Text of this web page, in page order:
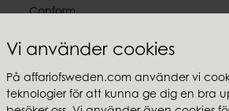
Vi använder cookies
På affariofsweden.com använder vi
teknologier för att kunna ge dig en bra
Conform
MTI
Följ oss